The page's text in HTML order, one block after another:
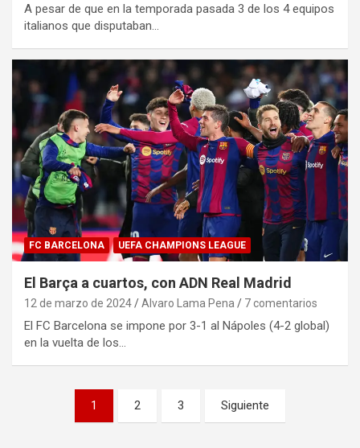
A pesar de que en la temporada pasada 3 de los 4 equipos
italianos que disputaban…
FC BARCELONA UEFA CHAMPIONS LEAGUE
El Barça a cuartos, con ADN Real Madrid
12 de marzo de 2024 Alvaro Lama Pena 7 comentarios
El FC Barcelona se impone por 3-1 al Nápoles (4-2 global)
en la vuelta de los…
Paginación
1 2 3 Siguiente